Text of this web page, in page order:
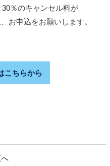
％のキャンセル料が
お申込をお願いします。
こちらから